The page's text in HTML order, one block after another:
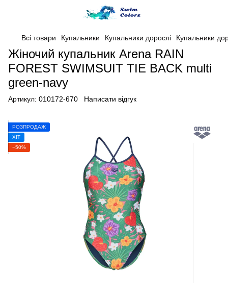
Всі товари Купальники Купальники дорослі Купальники
Жіночий купальник Arena RAIN
FOREST SWIMSUIT TIE BACK multi
green-navy
Артикул: 010172-670 Написати відгук
РОЗПРОДАЖ
ХІТ
−50%